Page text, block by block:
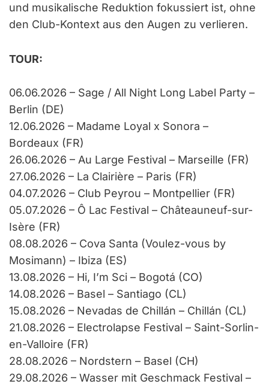
und musikalische Reduktion fokussiert ist, ohne
den Club-Kontext aus den Augen zu verlieren.
TOUR:
06.06.2026 – Sage / All Night Long Label Party –
Berlin (DE)
12.06.2026 – Madame Loyal x Sonora –
Bordeaux (FR)
26.06.2026 – Au Large Festival – Marseille (FR)
27.06.2026 – La Clairière – Paris (FR)
04.07.2026 – Club Peyrou – Montpellier (FR)
05.07.2026 – Ô Lac Festival – Châteauneuf-sur-
Isère (FR)
08.08.2026 – Cova Santa (Voulez-vous by
Mosimann) – Ibiza (ES)
13.08.2026 – Hi, I’m Sci – Bogotá (CO)
14.08.2026 – Basel – Santiago (CL)
15.08.2026 – Nevadas de Chillán – Chillán (CL)
21.08.2026 – Electrolapse Festival – Saint-Sorlin-
en-Valloire (FR)
28.08.2026 – Nordstern – Basel (CH)
29.08.2026 – Wasser mit Geschmack Festival –